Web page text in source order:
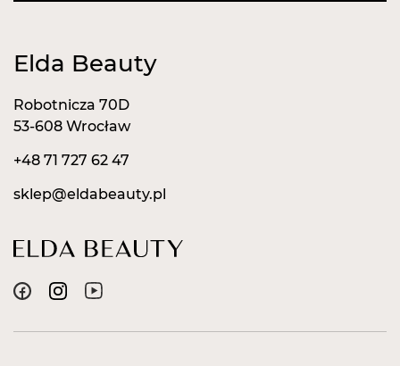
Elda Beauty
Robotnicza 70D
53-608 Wrocław
+48 71 727 62 47
sklep@eldabeauty.pl